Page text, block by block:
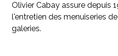
Olivier Cabay assure depuis
l'entretien des menuiseries
galeries.